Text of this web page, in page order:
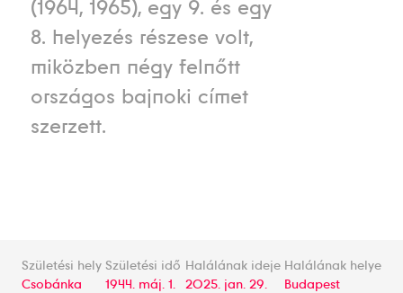
(1964, 1965), egy 9. és egy
8. helyezés részese volt,
miközben négy felnőtt
országos bajnoki címet
szerzett.
Születési hely
Csobánka
Születési idő
1944. máj. 1.
Halálának ideje
2025. jan. 29.
Halálának helye
Budapest